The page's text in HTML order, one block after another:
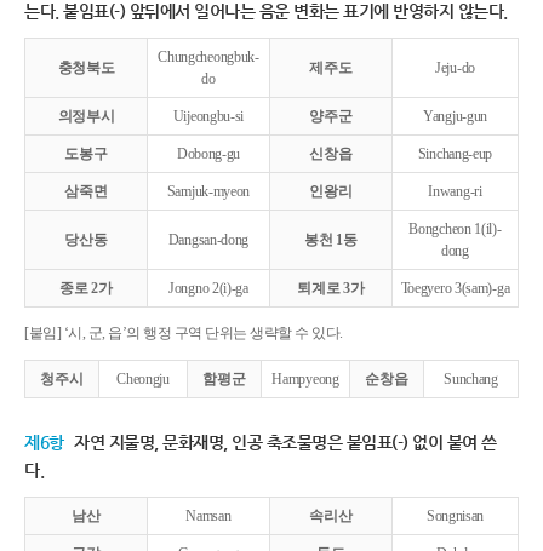
는다. 붙임표(-) 앞뒤에서 일어나는 음운 변화는 표기에 반영하지 않는다.
충청북도
Chungcheongbuk-
do
제주도 Jeju-do
의정부시 Uijeongbu-si 양주군 Yangju-gun
도봉구 Dobong-gu 신창읍 Sinchang-eup
삼죽면 Samjuk-myeon 인왕리 Inwang-ri
당산동 Dangsan-dong 봉천 1동
Bongcheon 1(il)-
dong
종로 2가 Jongno 2(i)-ga 퇴계로 3가 Toegyero 3(sam)-ga
[붙임] ‘시, 군, 읍’의 행정 구역 단위는 생략할 수 있다.
청주시 Cheongju 함평군 Hampyeong 순창읍 Sunchang
제6항 자연 지물명, 문화재명, 인공 축조물명은 붙임표(-) 없이 붙여 쓴
다.
남산 Namsan 속리산 Songnisan